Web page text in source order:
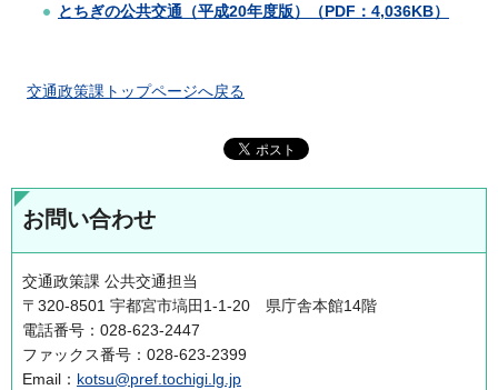
とちぎの公共交通（平成20年度版）（PDF：4,036KB）
交通政策課トップページへ戻る
お問い合わせ
交通政策課 公共交通担当
〒320-8501 宇都宮市塙田1-1-20 県庁舎本館14階
電話番号：028-623-2447
ファックス番号：028-623-2399
Email： kotsu@pref.tochigi.lg.jp